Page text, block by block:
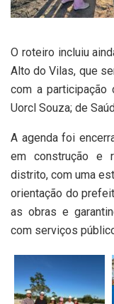
O roteiro incluiu
Alto do Vilas, que
com a participação
Uorcl Souza; de
A agenda foi
em construção e
distrito, com uma
orientação do
as obras e
com serviços